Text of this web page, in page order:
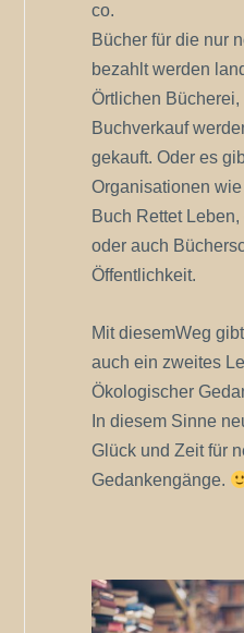
co.
Bücher für die nur
bezahlt werden
Örtlichen
Buchverkauf
gekauft. Oder es
Organisationen
Buch Rettet
oder auch
Öffentlichkeit.
Mit diesemWeg
auch ein zweites
Ökologischer
In diesem Sinne
Glück und Zeit für
Gedankengänge.